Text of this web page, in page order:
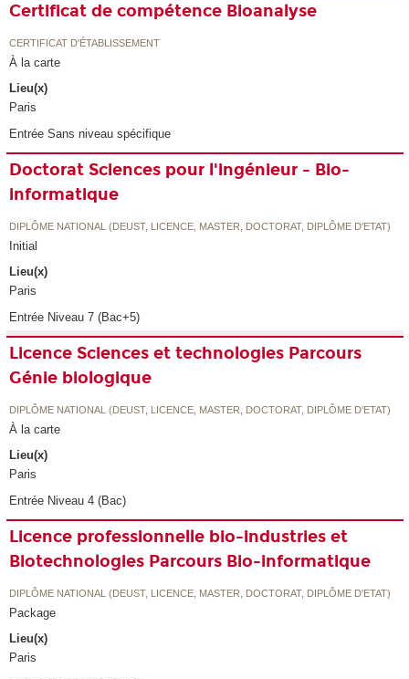
Certificat de compétence Bioanalyse
CERTIFICAT D'ÉTABLISSEMENT
À la carte
Lieu(x)
Paris
Entrée Sans niveau spécifique
Doctorat Sciences pour l'ingénieur - Bio-
informatique
DIPLÔME NATIONAL (DEUST, LICENCE, MASTER, DOCTORAT, DIPLÔME D'ETAT)
Initial
Lieu(x)
Paris
Entrée Niveau 7 (Bac+5)
Licence Sciences et technologies Parcours
Génie biologique
DIPLÔME NATIONAL (DEUST, LICENCE, MASTER, DOCTORAT, DIPLÔME D'ETAT)
À la carte
Lieu(x)
Paris
Entrée Niveau 4 (Bac)
Licence professionnelle bio-industries et
Biotechnologies Parcours Bio-informatique
DIPLÔME NATIONAL (DEUST, LICENCE, MASTER, DOCTORAT, DIPLÔME D'ETAT)
Package
Lieu(x)
Paris